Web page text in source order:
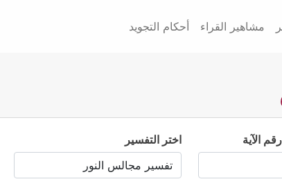
مشاهير القراء أحكام التجويد
الآية اختر التفسير